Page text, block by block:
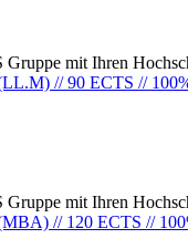
mit Ihren
// 90 ECTS //
mit Ihren
// 120 ECTS //